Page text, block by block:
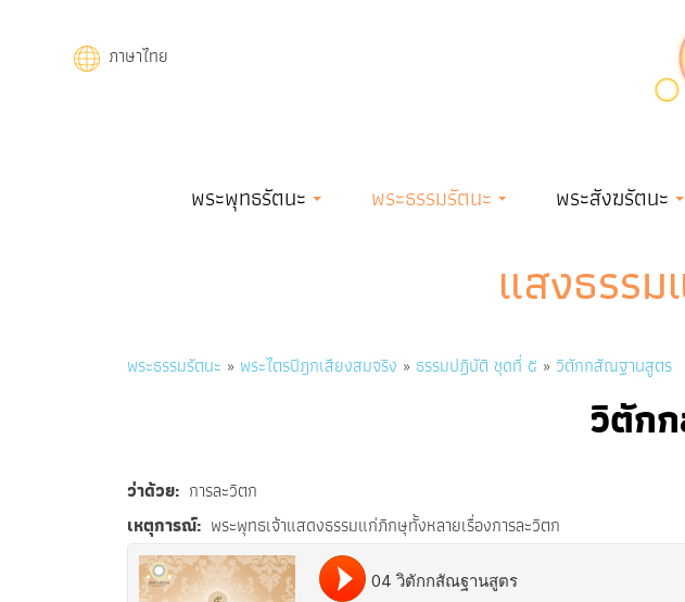
ภาษาไทย
navigationพระพุทธรัตนะ พระธรรมรัตนะ พระสังฆรัตนะ
แสงธรร
Breadcrumb
พระธรรมรัตนะ พระไตรปิฎกเสียงสมจริง ธรรมปฏิบัติ ชุดที่ ๕ วิตักกสัณฐานสูตร
วิตัก
ว่าด้วย การละวิตก
เหตุการณ์ พระพุทธเจ้าแสดงธรรมแก่ภิกษุทั้งหลายเรื่องการละวิตก